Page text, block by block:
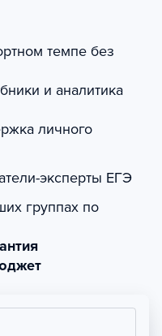
темпе без
и аналитика
личного
эксперты ЕГЭ
группах по